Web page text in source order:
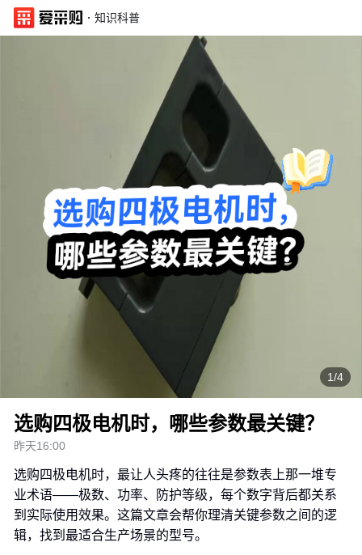
· 知识科普
1/4
选购四极电机时，哪些参数最关键？
昨天16:00
选购四极电机时，最让人头疼的往往是参数表上那一堆专
业术语——极数、功率、防护等级，每个数字背后都关系
到实际使用效果。这篇文章会帮你理清关键参数之间的逻
辑，找到最适合生产场景的型号。